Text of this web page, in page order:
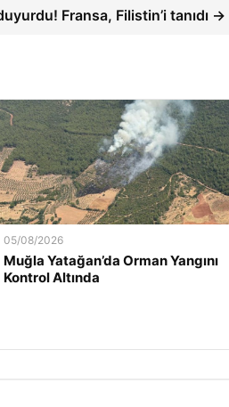
Fransa, Filistin’i tanıdı →
05/08/2026
Muğla Yatağan’da Orman Yangını
Kontrol Altında